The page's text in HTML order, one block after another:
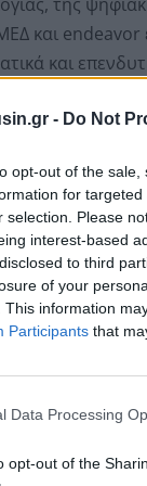
- Do Not
opt-out of the
for
selection. Please
interest-based
to third
of your
This information
Participants that
Data Processing
opt-out of the
και endeavor
και
την
της
για τη